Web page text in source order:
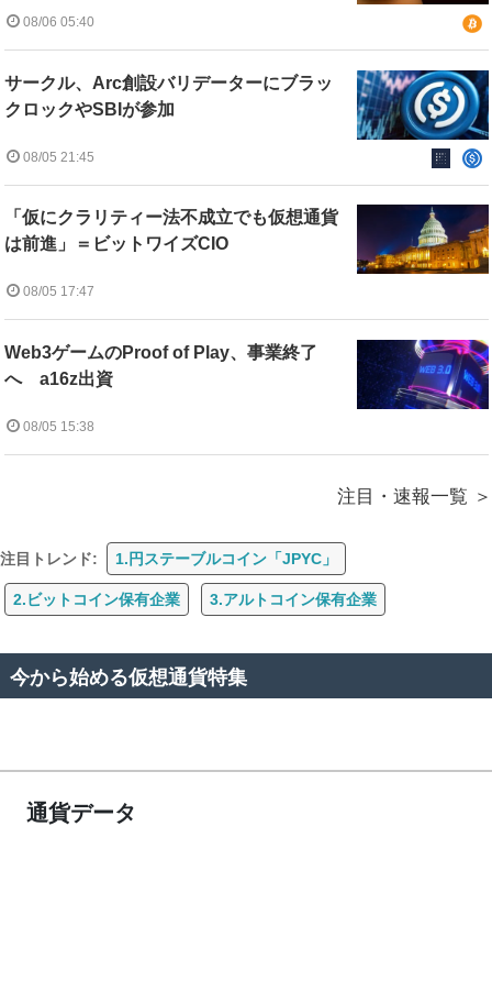
08/06 05:40
サークル、Arc創設バリデーターにブラッ
クロックやSBIが参加
08/05 21:45
「仮にクラリティー法不成立でも仮想通貨
は前進」＝ビットワイズCIO
08/05 17:47
Web3ゲームのProof of Play、事業終了
へ a16z出資
08/05 15:38
注目・速報一覧
注目トレンド: 1.円ステーブルコイン「JPYC」
2.ビットコイン保有企業 3.アルトコイン保有企業
今から始める仮想通貨特集
通貨データ